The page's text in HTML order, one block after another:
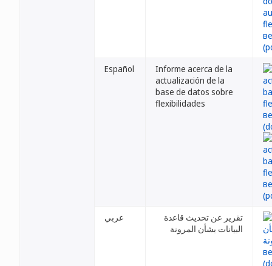
Español
Informe acerca de la
actualización de la
base de datos sobre
flexibilidades
عربي
تقرير عن تحديث قاعدة
البيانات بشأن المرونة